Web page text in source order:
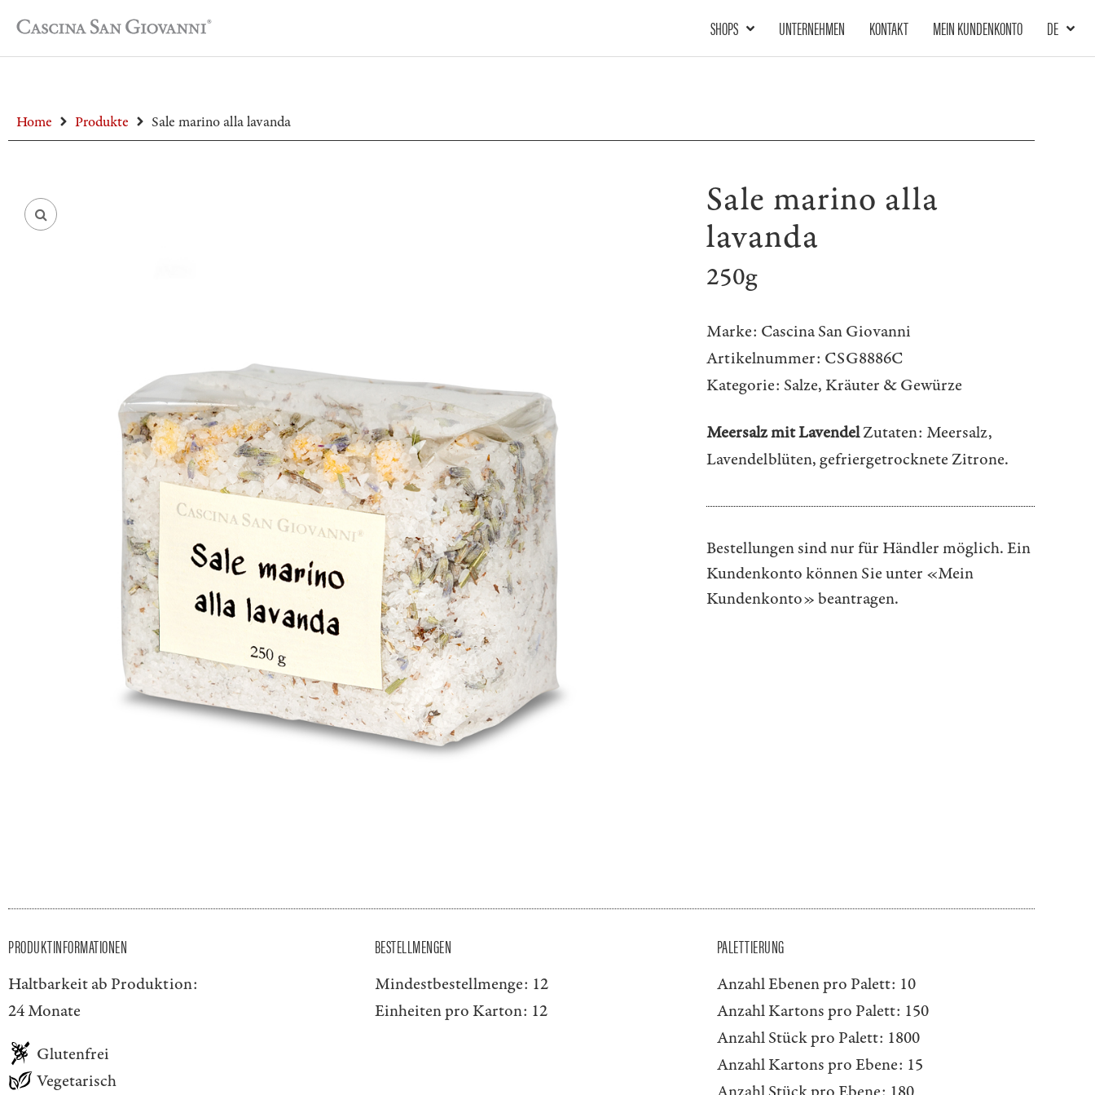
SHOPS UNTERNEHMEN KONTAKT MEIN KUNDENKONTO DE
Home Produkte Sale marino alla lavanda
Sale marino alla
lavanda
250g
Marke: Cascina San Giovanni
Artikelnummer: CSG8886C
Kategorie: Salze, Kräuter & Gewürze
Meersalz mit LavendelZutaten: Meersalz,
Lavendelblüten, gefriergetrocknete Zitrone.
Bestellungen sind nur für Händler möglich. Ein
Kundenkonto können Sie unter «Mein
Kundenkonto»beantragen.
PRODUKTINFORMATIONEN
Haltbarkeit ab Produktion:
24 Monate
Glutenfrei
Vegetarisch
BESTELLMENGEN
Mindestbestellmenge: 12
Einheiten pro Karton: 12
PALETTIERUNG
Anzahl Ebenen pro Palett: 10
Anzahl Kartons pro Palett: 150
Anzahl Stück pro Palett: 1800
Anzahl Kartons pro Ebene: 15